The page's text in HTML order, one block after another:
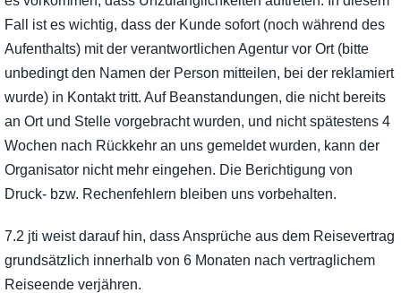
Fall ist es wichtig, dass der Kunde sofort (noch während des
Aufenthalts) mit der verantwortlichen Agentur vor Ort (bitte
unbedingt den Namen der Person mitteilen, bei der reklamiert
wurde) in Kontakt tritt. Auf Beanstandungen, die nicht bereits
an Ort und Stelle vorgebracht wurden, und nicht spätestens 4
Wochen nach Rückkehr an uns gemeldet wurden, kann der
Organisator nicht mehr eingehen. Die Berichtigung von
Druck- bzw. Rechenfehlern bleiben uns vorbehalten.
7.2 jti weist darauf hin, dass Ansprüche aus dem Reisevertrag
grundsätzlich innerhalb von 6 Monaten nach vertraglichem
Reiseende verjähren.